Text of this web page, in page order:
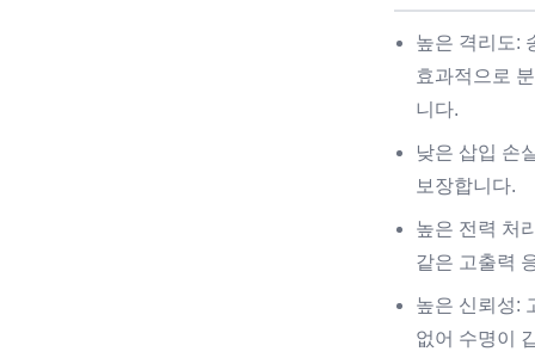
높은 격리도:
효과적으로
니다.
낮은 삽입 손
보장합니다.
높은 전력 처
같은 고출력
높은 신뢰성:
없어 수명이